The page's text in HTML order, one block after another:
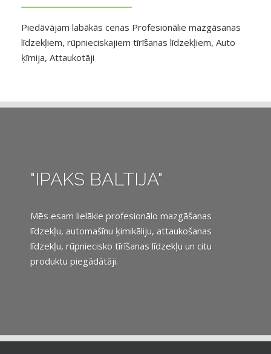
Piedāvājam labākās cenas Profesionālie mazgāsanas
līdzekļiem, rūpnieciskajiem tīrīšanas līdzekļiem, Auto
ķīmija, Attaukotāji
"IPAKS BALTIJA"
Mēs esam lielākie profesionālo mazgāšanas
līdzekļu, automašīnu ķimikāliju, attaukošanas
līdzekļu, rūpniecisko tīrīšanas līdzekļu un citu
produktu piegādātāji.